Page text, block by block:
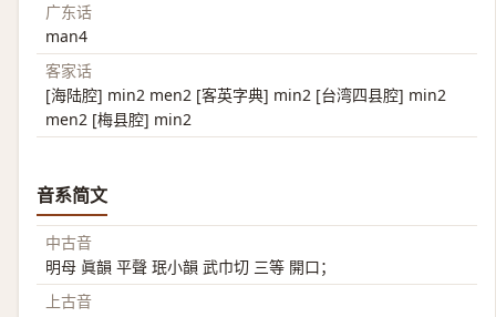
广东话
man4
客家话
[海陆腔] min2 men2 [客英字典] min2 [台湾四县腔] min2
men2 [梅县腔] min2
音系简文
中古音
明母 眞韻 平聲 珉小韻 武巾切 三等 開口；
上古音